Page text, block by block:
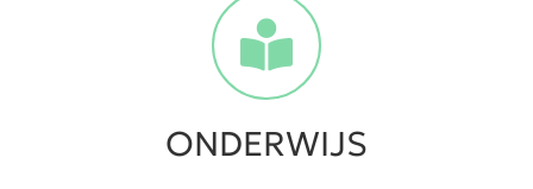
ONDERWIJS